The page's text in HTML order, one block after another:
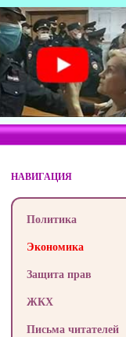
НАВИГАЦИЯ
Политика
Экономика
Защита прав
ЖКХ
Письма читателей